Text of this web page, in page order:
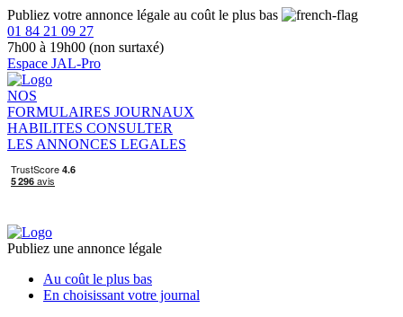
Publiez votre annonce légale au coût le plus bas
01 84 21 09 27
7h00 à 19h00 (non surtaxé)
Espace JAL-Pro
NOS
FORMULAIRES JOURNAUX
HABILITES CONSULTER
LES ANNONCES LEGALES
Publiez une annonce légale
Au coût le plus bas
En choisissant votre journal